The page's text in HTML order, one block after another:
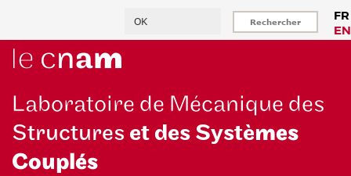
principal
FR
EN
Laboratoire de Mécanique des
Structures et des Systèmes
Couplés